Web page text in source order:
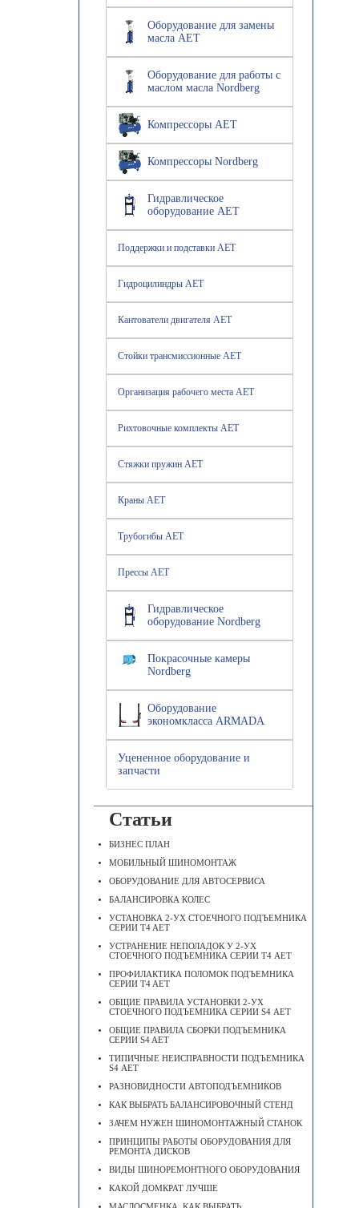
Оборудование для замены
масла AET
Оборудование для работы с
маслом масла Nordberg
Компрессоры AET
Компрессоры Nordberg
Гидравлическое
оборудование AET
Поддержки и подставки AET
Гидроцилиндры AET
Кантователи двигателя AET
Стойки трансмиссионные AET
Организация рабочего места AET
Рихтовочные комплекты AET
Стяжки пружин AET
Краны AET
Трубогибы AET
Прессы AET
Гидравлическое
оборудование Nordberg
Покрасочные камеры
Nordberg
Оборудование
экономкласса ARMADA
Уцененное оборудование и
запчасти
Статьи
БИЗНЕС ПЛАН
МОБИЛЬНЫЙ ШИНОМОНТАЖ
ОБОРУДОВАНИЕ ДЛЯ АВТОСЕРВИСА
БАЛАНСИРОВКА КОЛЕС
УСТАНОВКА 2-УХ СТОЕЧНОГО ПОДЪЕМНИКА
СЕРИИ T4 AET
УСТРАНЕНИЕ НЕПОЛАДОК У 2-УХ
СТОЕЧНОГО ПОДЪЕМНИКА СЕРИИ Т4 АЕТ
ПРОФИЛАКТИКА ПОЛОМОК ПОДЪЕМНИКА
СЕРИИ T4 AET
ОБЩИЕ ПРАВИЛА УСТАНОВКИ 2-УХ
СТОЕЧНОГО ПОДЪЕМНИКА СЕРИИ S4 АЕТ
ОБЩИЕ ПРАВИЛА СБОРКИ ПОДЪЕМНИКА
СЕРИИ S4 AET
ТИПИЧНЫЕ НЕИСПРАВНОСТИ ПОДЪЕМНИКА
S4 АЕТ
РАЗНОВИДНОСТИ АВТОПОДЪЕМНИКОВ
КАК ВЫБРАТЬ БАЛАНСИРОВОЧНЫЙ СТЕНД
ЗАЧЕМ НУЖЕН ШИНОМОНТАЖНЫЙ СТАНОК
ПРИНЦИПЫ РАБОТЫ ОБОРУДОВАНИЯ ДЛЯ
РЕМОНТА ДИСКОВ
ВИДЫ ШИНОРЕМОНТНОГО ОБОРУДОВАНИЯ
КАКОЙ ДОМКРАТ ЛУЧШЕ